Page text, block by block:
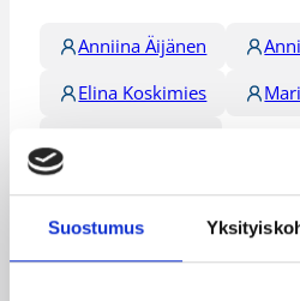
Suostumus
Anniina Äijänen
Elina Koskimies
Kategoriat